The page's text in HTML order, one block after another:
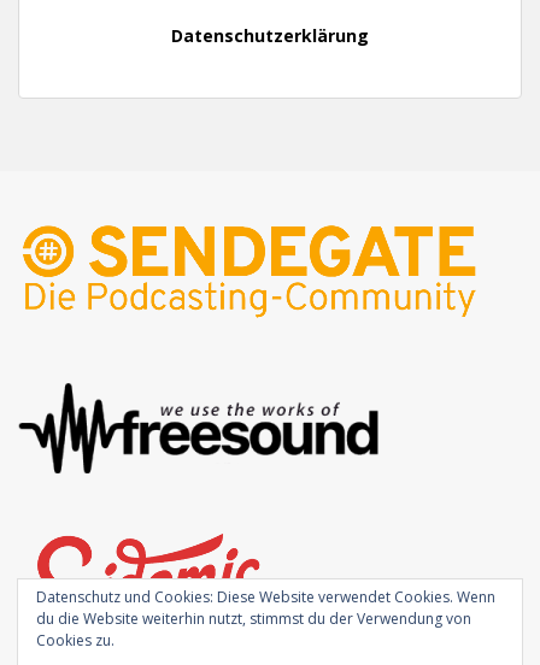
Datenschutzerklärung
Datenschutz und Cookies: Diese Website verwendet Cookies. Wenn
du die Website weiterhin nutzt, stimmst du der Verwendung von
Cookies zu.